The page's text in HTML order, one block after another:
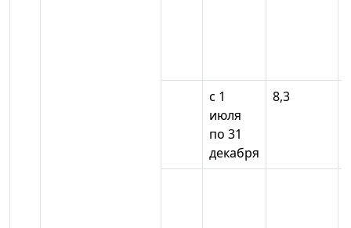
с 1
июля
по 31
декабря
8,3